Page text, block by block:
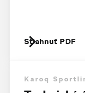
Stiahnuť PDF
Karoq